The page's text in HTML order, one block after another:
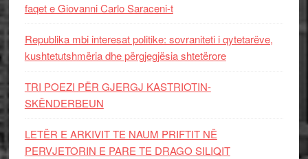
faqet e Giovanni Carlo Saraceni-t
Republika mbi interesat politike: sovraniteti i qytetarëve,
kushtetutshmëria dhe përgjegjësia shtetërore
TRI POEZI PËR GJERGJ KASTRIOTIN-
SKËNDERBEUN
LETËR E ARKIVIT TE NAUM PRIFTIT NË
PERVJETORIN E PARE TE DRAGO SILIQIT